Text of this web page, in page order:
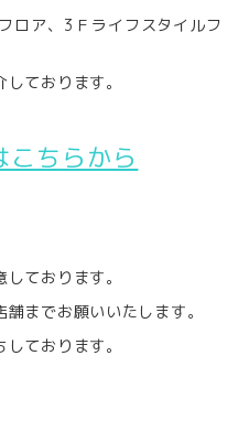
ロア、3Ｆライフスタイルフ
ております。
ちらから
ております。
までお願いいたします。
ております。